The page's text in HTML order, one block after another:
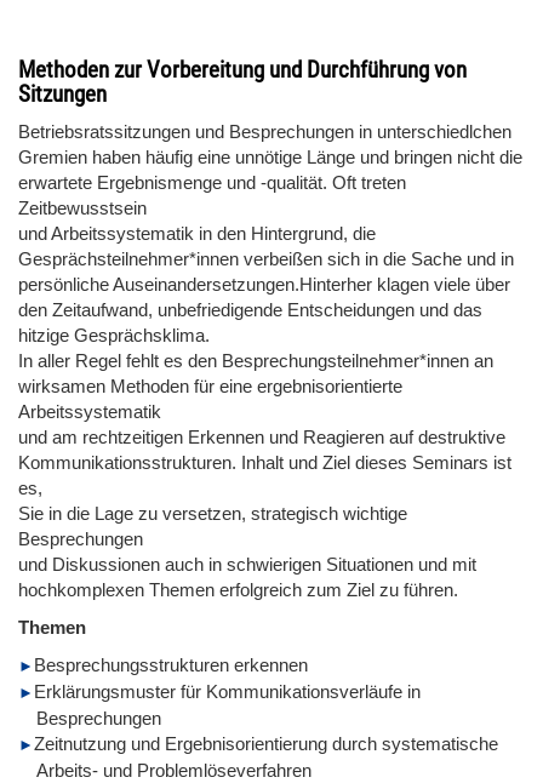
Methoden zur Vorbereitung und Durchführung von
Sitzungen
Betriebsratssitzungen und Besprechungen in unterschiedlchen
Gremien haben häufig eine unnötige Länge und bringen nicht die
erwartete Ergebnismenge und -qualität. Oft treten
Zeitbewusstsein
und Arbeitssystematik in den Hintergrund, die
Gesprächsteilnehmer*innen verbeißen sich in die Sache und in
persönliche Auseinandersetzungen.Hinterher klagen viele über
den Zeitaufwand, unbefriedigende Entscheidungen und das
hitzige Gesprächsklima.
In aller Regel fehlt es den Besprechungsteilnehmer*innen an
wirksamen Methoden für eine ergebnisorientierte
Arbeitssystematik
und am rechtzeitigen Erkennen und Reagieren auf destruktive
Kommunikationsstrukturen. Inhalt und Ziel dieses Seminars ist
es,
Sie in die Lage zu versetzen, strategisch wichtige
Besprechungen
und Diskussionen auch in schwierigen Situationen und mit
hochkomplexen Themen erfolgreich zum Ziel zu führen.
Themen
Besprechungsstrukturen erkennen
Erklärungsmuster für Kommunikationsverläufe in
Besprechungen
Zeitnutzung und Ergebnisorientierung durch systematische
Arbeits- und Problemlöseverfahren